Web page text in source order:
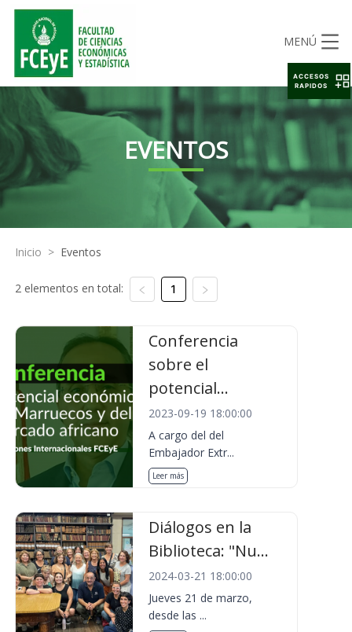
MENÚ
EVENTOS
Inicio > Eventos
2 elementos en total: 1
Conferencia
sobre el
potencial...
2023-09-19 18:00:00
A cargo del del
Embajador Extr...
Leer más
Diálogos en la
Biblioteca: "Nu...
2024-03-21 18:00:00
Jueves 21 de marzo,
desde las ...
ACCESOS
RAPIDOS